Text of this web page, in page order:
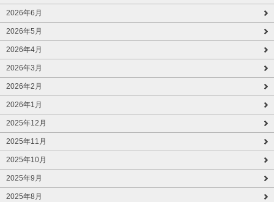
2026年6月
2026年5月
2026年4月
2026年3月
2026年2月
2026年1月
2025年12月
2025年11月
2025年10月
2025年9月
2025年8月